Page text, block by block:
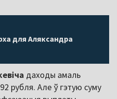
для Аляксандра
даходы амаль
рубля. Але ў гэтую суму